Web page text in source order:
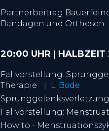
Partnerbeitrag
Bandagen und Orthesen
20:00 UHR | HALBZEIT
Fallvorstellung:
Therapie
L. Bode
Fallvorstellung:
How to -